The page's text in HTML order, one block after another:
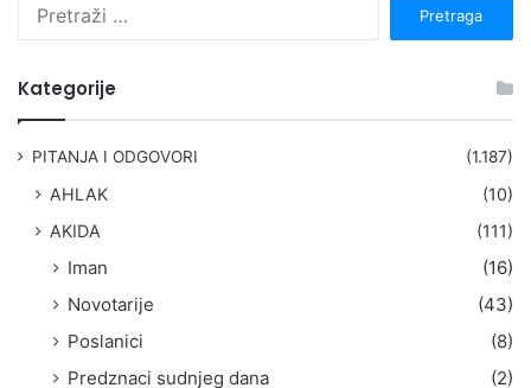
Kategorije
PITANJA I ODGOVORI (1.187)
AHLAK
(10)
AKIDA
(111)
Iman
(16)
Novotarije
(43)
Poslanici
(8)
Predznaci sudnjeg dana
(2)